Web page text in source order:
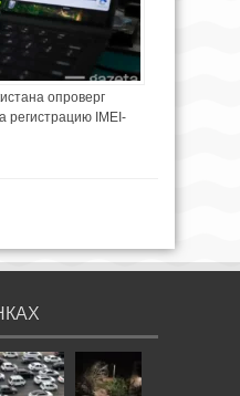
опроверг
регистрацию IMEI-